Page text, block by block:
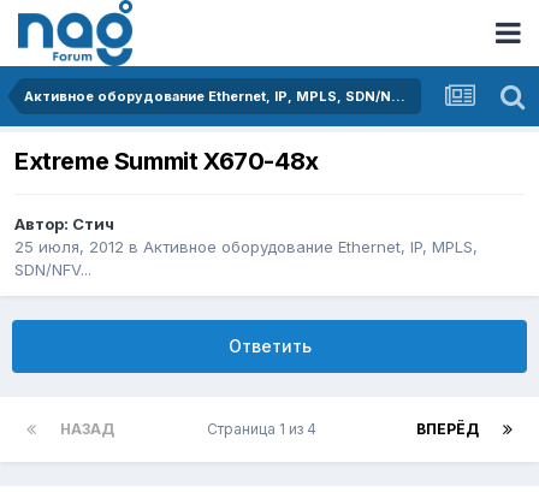
Активное оборудование Ethernet, IP, MPLS, SDN/NFV...
Extreme Summit X670-48x
Автор: Стич
25 июля, 2012 в Активное оборудование Ethernet, IP, MPLS,
SDN/NFV...
Ответить
НАЗАД ВПЕРЁД
Страница 1 из 4